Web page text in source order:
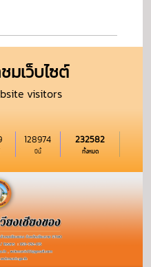
มเว็บไซต์
visitors
ปีนี้
128974
ทั้งหมด
232582